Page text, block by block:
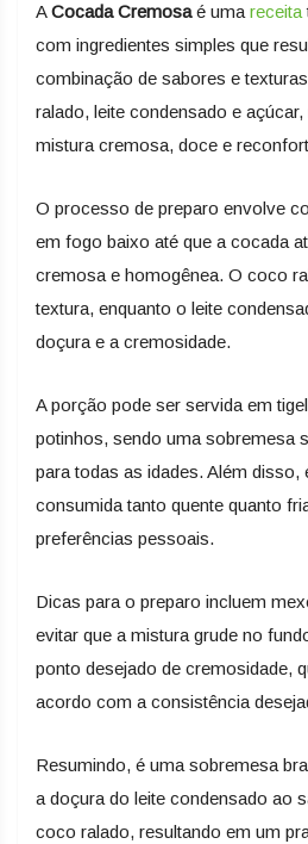
ACocada Cremosaé uma receita
com ingredientes simples que
combinação de sabores e
ralado, leite condensado e
mistura cremosa, doce e
O processo de preparo envolve
em fogo baixo até que a cocada
cremosa e homogênea. O coco
textura, enquanto o leite
doçura e a cremosidade.
A porção pode ser servida em
potinhos, sendo uma sobremesa
para todas as idades. Além disso,
consumida tanto quente quanto
preferências pessoais.
Dicas para o preparo incluem
evitar que a mistura grude no
ponto desejado de cremosidade,
acordo com a consistência
Resumindo, é uma sobremesa
a doçura do leite condensado ao
coco ralado, resultando em um